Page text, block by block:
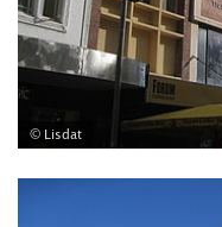
© Lisdat